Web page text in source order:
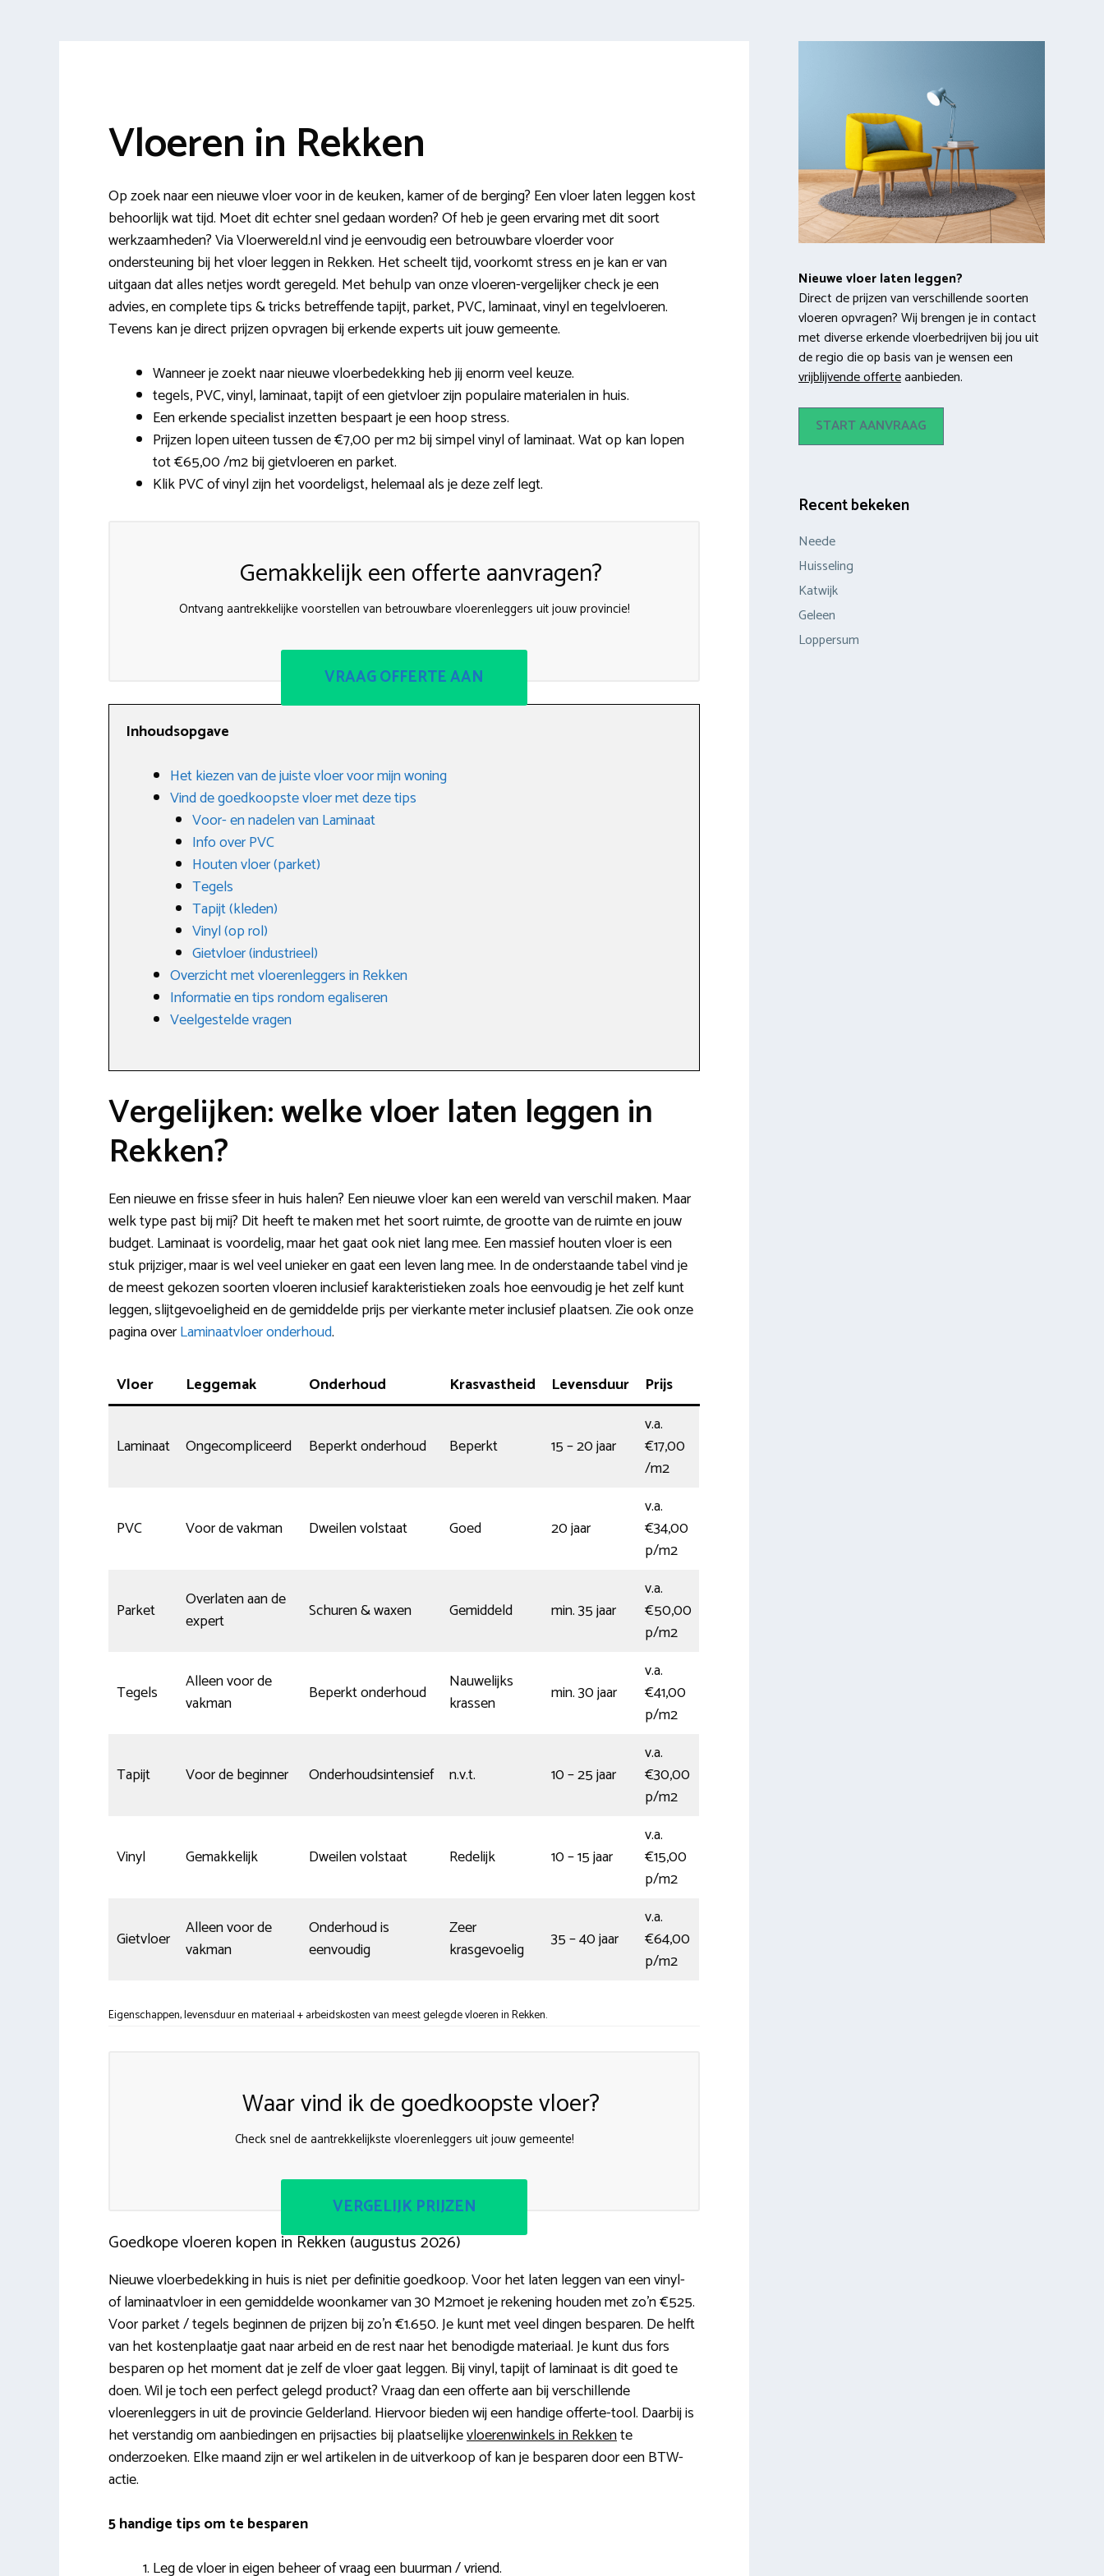
Vloeren in Rekken
Op zoek naar een nieuwe vloer voor in de keuken, kamer of de berging? Een vloer laten leggen kost
behoorlijk wat tijd. Moet dit echter snel gedaan worden? Of heb je geen ervaring met dit soort
werkzaamheden? Via Vloerwereld.nl vind je eenvoudig een betrouwbare vloerder voor
ondersteuning bij het vloer leggen in Rekken. Het scheelt tijd, voorkomt stress en je kan er van
uitgaan dat alles netjes wordt geregeld. Met behulp van onze vloeren-vergelijker check je een
advies, en complete tips & tricks betreffende tapijt, parket, PVC, laminaat, vinyl en tegelvloeren.
Tevens kan je direct prijzen opvragen bij erkende experts uit jouw gemeente.
Wanneer je zoekt naar nieuwe vloerbedekking heb jij enorm veel keuze.
tegels, PVC, vinyl, laminaat, tapijt of een gietvloer zijn populaire materialen in huis.
Een erkende specialist inzetten bespaart je een hoop stress.
Prijzen lopen uiteen tussen de €7,00 per m2 bij simpel vinyl of laminaat. Wat op kan lopen
tot €65,00 /m2 bij gietvloeren en parket.
Klik PVC of vinyl zijn het voordeligst, helemaal als je deze zelf legt.
Gemakkelijk een offerte aanvragen?
Ontvang aantrekkelijke voorstellen van betrouwbare vloerenleggers uit jouw provincie!
VRAAG OFFERTE AAN
Inhoudsopgave
Het kiezen van de juiste vloer voor mijn woning
Vind de goedkoopste vloer met deze tips
Voor- en nadelen van Laminaat
Info over PVC
Houten vloer (parket)
Tegels
Tapijt (kleden)
Vinyl (op rol)
Gietvloer (industrieel)
Overzicht met vloerenleggers in Rekken
Informatie en tips rondom egaliseren
Veelgestelde vragen
Vergelijken: welke vloer laten leggen in
Rekken?
Een nieuwe en frisse sfeer in huis halen? Een nieuwe vloer kan een wereld van verschil maken. Maar
welk type past bij mij? Dit heeft te maken met het soort ruimte, de grootte van de ruimte en jouw
budget. Laminaat is voordelig, maar het gaat ook niet lang mee. Een massief houten vloer is een
stuk prijziger, maar is wel veel unieker en gaat een leven lang mee. In de onderstaande tabel vind je
de meest gekozen soorten vloeren inclusief karakteristieken zoals hoe eenvoudig je het zelf kunt
leggen, slijtgevoeligheid en de gemiddelde prijs per vierkante meter inclusief plaatsen. Zie ook onze
pagina overLaminaatvloer onderhoud.
Vloer Leggemak Onderhoud Krasvastheid Levensduur Prijs
Laminaat Ongecompliceerd Beperkt onderhoud Beperkt 15 – 20 jaar
v.a.
€17,00
/m2
PVC Voor de vakman Dweilen volstaat Goed 20 jaar
v.a.
€34,00
p/m2
Parket
Overlaten aan de
expert
Schuren & waxen Gemiddeld min. 35 jaar
v.a.
€50,00
p/m2
Tegels
Alleen voor de
vakman
Beperkt onderhoud
Nauwelijks
krassen
min. 30 jaar
v.a.
€41,00
p/m2
Tapijt Voor de beginner Onderhoudsintensief n.v.t. 10 – 25 jaar
v.a.
€30,00
p/m2
Vinyl Gemakkelijk Dweilen volstaat Redelijk 10 – 15 jaar
v.a.
€15,00
p/m2
Gietvloer
Alleen voor de
vakman
Onderhoud is
eenvoudig
Zeer
krasgevoelig
35 – 40 jaar
v.a.
€64,00
p/m2
Eigenschappen, levensduur en materiaal + arbeidskosten van meest gelegde vloeren in Rekken.
Waar vind ik de goedkoopste vloer?
Check snel de aantrekkelijkste vloerenleggers uit jouw gemeente!
VERGELIJK PRIJZEN
Goedkope vloeren kopen in Rekken (augustus 2026)
Nieuwe vloerbedekking in huis is niet per definitie goedkoop. Voor het laten leggen van een vinyl-
of laminaatvloer in een gemiddelde woonkamer van 30 M2moet je rekening houden met zo’n €525.
Voor parket / tegels beginnen de prijzen bij zo’n €1.650. Je kunt met veel dingen besparen. De helft
van het kostenplaatje gaat naar arbeid en de rest naar het benodigde materiaal. Je kunt dus fors
besparen op het moment dat je zelf de vloer gaat leggen. Bij vinyl, tapijt of laminaat is dit goed te
doen. Wil je toch een perfect gelegd product? Vraag dan een offerte aan bij verschillende
vloerenleggers in uit de provincie Gelderland. Hiervoor bieden wij een handige offerte-tool. Daarbij is
het verstandig om aanbiedingen en prijsacties bij plaatselijkevloerenwinkels in Rekkente
onderzoeken. Elke maand zijn er wel artikelen in de uitverkoop of kan je besparen door een BTW-
actie.
5 handige tips om te besparen
Leg de vloer in eigen beheer of vraag een buurman / vriend.
Nieuwe vloer laten leggen?
Direct de prijzen van verschillende soorten
vloeren opvragen? Wij brengen je in contact
met diverse erkende vloerbedrijven bij jou uit
de regio die op basis van je wensen een
vrijblijvende offerteaanbieden.
START AANVRAAG
Recent bekeken
Neede
Huisseling
Katwijk
Geleen
Loppersum